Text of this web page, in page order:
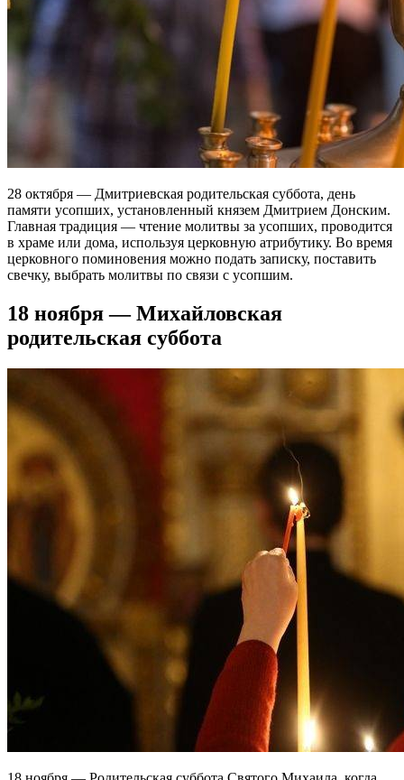
28 октября — Дмитриевская родительская суббота, день
памяти усопших, установленный князем Дмитрием Донским.
Главная традиция — чтение молитвы за усопших, проводится
в храме или дома, используя церковную атрибутику. Во время
церковного поминовения можно подать записку, поставить
свечку, выбрать молитвы по связи с усопшим.
18 ноября — Михайловская
родительская суббота